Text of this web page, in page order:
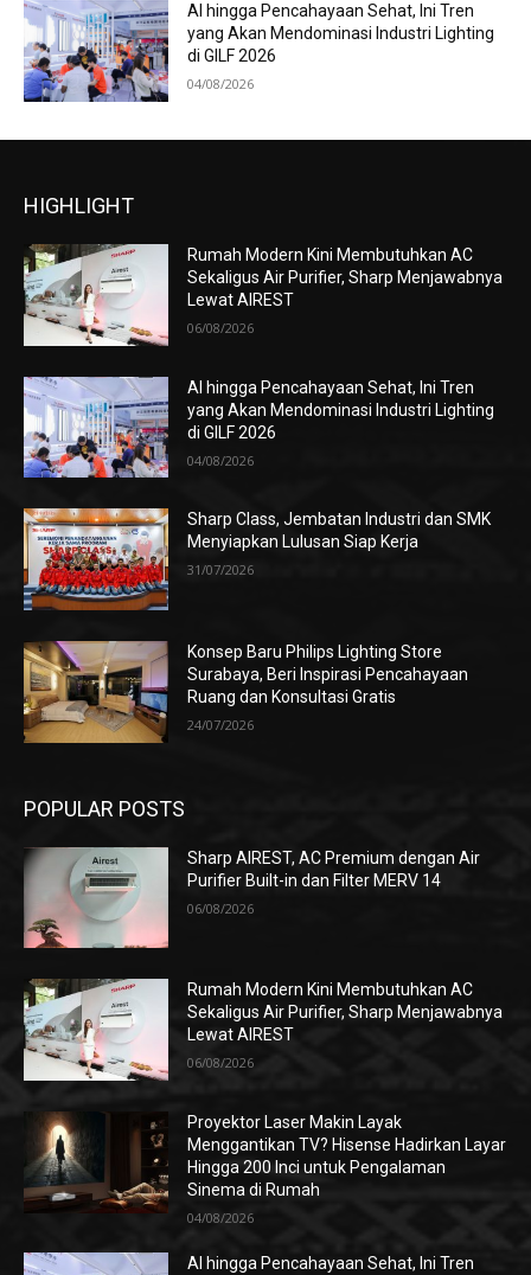
AI hingga Pencahayaan Sehat, Ini Tren
yang Akan Mendominasi Industri Lighting
di GILF 2026
04/08/2026
HIGHLIGHT
Rumah Modern Kini Membutuhkan AC
Sekaligus Air Purifier, Sharp Menjawabnya
Lewat AIREST
06/08/2026
AI hingga Pencahayaan Sehat, Ini Tren
yang Akan Mendominasi Industri Lighting
di GILF 2026
04/08/2026
Sharp Class, Jembatan Industri dan SMK
Menyiapkan Lulusan Siap Kerja
31/07/2026
Konsep Baru Philips Lighting Store
Surabaya, Beri Inspirasi Pencahayaan
Ruang dan Konsultasi Gratis
24/07/2026
POPULAR POSTS
Sharp AIREST, AC Premium dengan Air
Purifier Built-in dan Filter MERV 14
06/08/2026
Rumah Modern Kini Membutuhkan AC
Sekaligus Air Purifier, Sharp Menjawabnya
Lewat AIREST
06/08/2026
Proyektor Laser Makin Layak
Menggantikan TV? Hisense Hadirkan Layar
Hingga 200 Inci untuk Pengalaman
Sinema di Rumah
04/08/2026
AI hingga Pencahayaan Sehat, Ini Tren